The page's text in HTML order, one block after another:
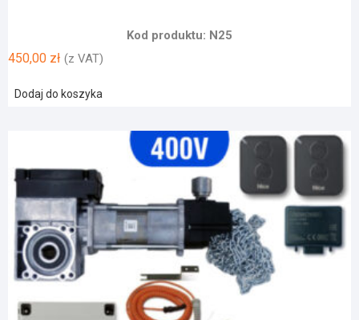
Kod produktu: N25
450,00 zł (z VAT)
Dodaj do koszyka